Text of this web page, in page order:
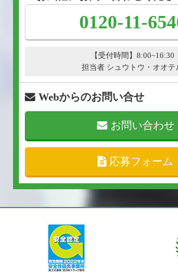
0120-11-
【受付時間】8:00~16:30
担当者 シュウトウ・オオテ
Webからのお問い合せ
お問い合わせ
応募フォーム